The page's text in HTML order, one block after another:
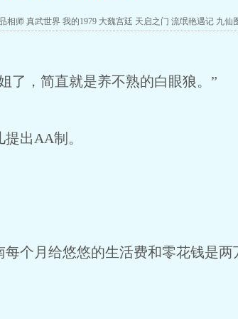
相师 真武世界 我的1979 大魏宫廷 天启之门 流氓艳遇记 九仙
了，简直就是养不熟的白眼狼。”
出AA制。
个月给悠悠的生活费和零花钱是